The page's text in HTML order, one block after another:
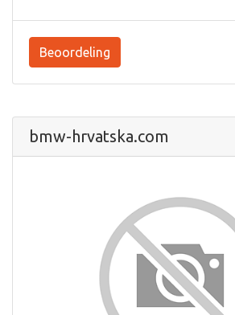
Beoordeling
bmw-hrvatska.com